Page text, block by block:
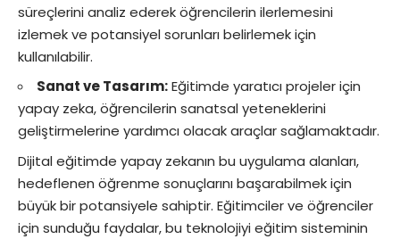
süreçlerini analiz ederek öğrencilerin ilerlemesini
izlemek ve potansiyel sorunları belirlemek için
kullanılabilir.
Sanat ve Tasarım:Eğitimde yaratıcı projeler için
yapay zeka, öğrencilerin sanatsal yeteneklerini
geliştirmelerine yardımcı olacak araçlar sağlamaktadır.
Dijital eğitimde yapay zekanın bu uygulama alanları,
hedeflenen öğrenme sonuçlarını başarabilmek için
büyük bir potansiyele sahiptir. Eğitimciler ve öğrenciler
için sunduğu faydalar, bu teknolojiyi eğitim sisteminin